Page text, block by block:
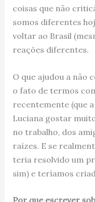
coisas que não
somos diferentes
voltar ao Brasil
reações diferentes.
O que ajudou a não
o fato de termos
recentemente (que
Luciana gostar
no trabalho, dos
raízes. E se
teria resolvido um
sim) e teríamos